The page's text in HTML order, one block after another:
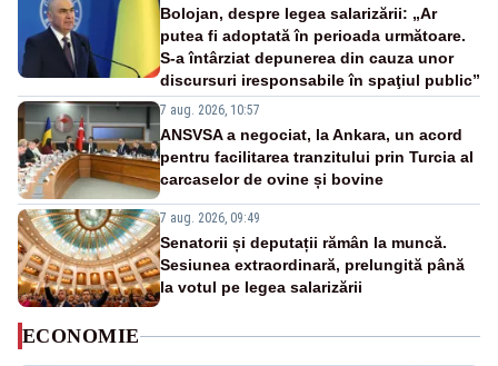
Bolojan, despre legea salarizării: „Ar
putea fi adoptată în perioada următoare.
S-a întârziat depunerea din cauza unor
discursuri iresponsabile în spaţiul public”
7 aug. 2026, 10:57
ANSVSA a negociat, la Ankara, un acord
pentru facilitarea tranzitului prin Turcia al
carcaselor de ovine și bovine
7 aug. 2026, 09:49
Senatorii și deputații rămân la muncă.
Sesiunea extraordinară, prelungită până
la votul pe legea salarizării
ECONOMIE